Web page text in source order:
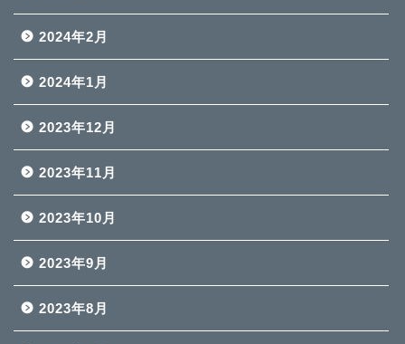
2024年2月
2024年1月
2023年12月
2023年11月
2023年10月
2023年9月
2023年8月